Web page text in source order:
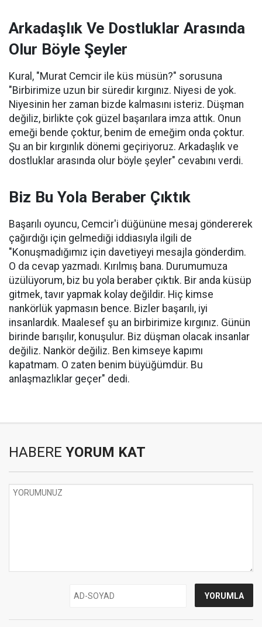
Arkadaşlık Ve Dostluklar Arasında
Olur Böyle Şeyler
Kural, "Murat Cemcir ile küs müsün?" sorusuna
"Birbirimize uzun bir süredir kırgınız. Niyesi de yok.
Niyesinin her zaman bizde kalmasını isteriz. Düşman
değiliz, birlikte çok güzel başarılara imza attık. Onun
emeği bende çoktur, benim de emeğim onda çoktur.
Şu an bir kırgınlık dönemi geçiriyoruz. Arkadaşlık ve
dostluklar arasında olur böyle şeyler" cevabını verdi.
Biz Bu Yola Beraber Çıktık
Başarılı oyuncu, Cemcir'i düğününe mesaj göndererek
çağırdığı için gelmediği iddiasıyla ilgili de
"Konuşmadığımız için davetiyeyi mesajla gönderdim.
O da cevap yazmadı. Kırılmış bana. Durumumuza
üzülüyorum, biz bu yola beraber çıktık. Bir anda küsüp
gitmek, tavır yapmak kolay değildir. Hiç kimse
nankörlük yapmasın bence. Bizler başarılı, iyi
insanlardık. Maalesef şu an birbirimize kırgınız. Günün
birinde barışılır, konuşulur. Biz düşman olacak insanlar
değiliz. Nankör değiliz. Ben kimseye kapımı
kapatmam. O zaten benim büyüğümdür. Bu
anlaşmazlıklar geçer" dedi.
HABERE YORUM KAT